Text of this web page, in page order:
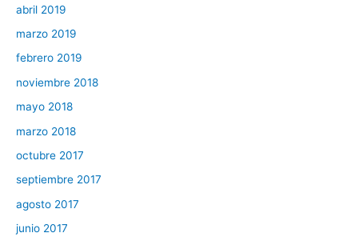
abril 2019
marzo 2019
febrero 2019
noviembre 2018
mayo 2018
marzo 2018
octubre 2017
septiembre 2017
agosto 2017
junio 2017